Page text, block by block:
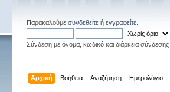
Παρακαλούμε συνδεθείτεή εγγραφείτε.
Σύνδεση με όνομα, κωδικό και διάρκεια σύνδεσης
Αρχική Βοήθεια Αναζήτηση Ημερολόγιο